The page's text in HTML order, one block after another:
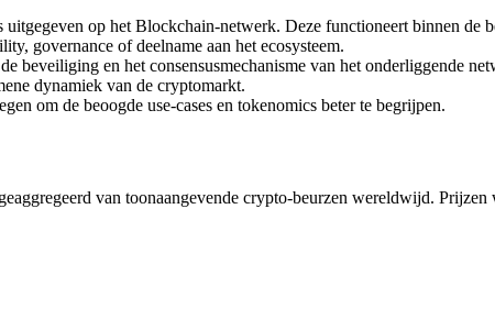
op het Blockchain-netwerk. Deze functioneert binnen de
governance of deelname aan het ecosysteem.
en het consensusmechanisme van het onderliggende
dynamiek van de cryptomarkt.
om de beoogde use-cases en tokenomics beter te begrijpen.
van toonaangevende crypto-beurzen wereldwijd.